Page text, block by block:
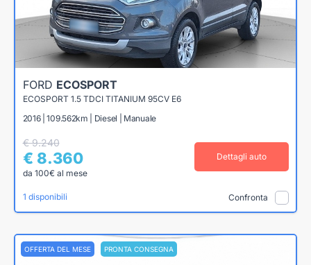
FORD ECOSPORT
ECOSPORT 1.5 TDCI TITANIUM 95CV E6
2016 | 109.562km | Diesel | Manuale
€ 9.240
€ 8.360
da 100€ al mese
Dettagli auto
1 disponibili Confronta
OFFERTA DEL MESE PRONTA CONSEGNA